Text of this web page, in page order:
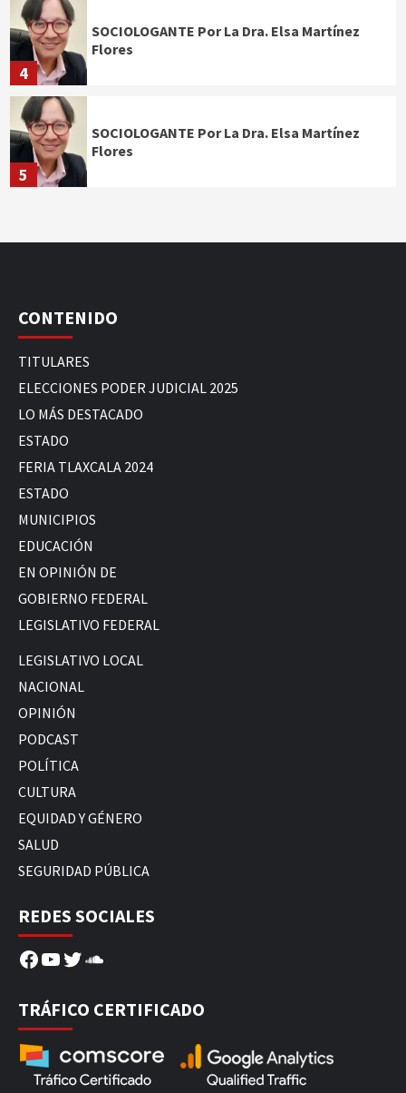
4
SOCIOLOGANTE Por La Dra. Elsa Martínez
Flores
5
SOCIOLOGANTE Por La Dra. Elsa Martínez
Flores
CONTENIDO
TITULARES
ELECCIONES PODER JUDICIAL 2025
LO MÁS DESTACADO
ESTADO
FERIA TLAXCALA 2024
ESTADO
MUNICIPIOS
EDUCACIÓN
EN OPINIÓN DE
GOBIERNO FEDERAL
LEGISLATIVO FEDERAL
LEGISLATIVO LOCAL
NACIONAL
OPINIÓN
PODCAST
POLÍTICA
CULTURA
EQUIDAD Y GÉNERO
SALUD
SEGURIDAD PÚBLICA
REDES SOCIALES
Facebook
YouTube
Twitter
SoundCloud
TRÁFICO CERTIFICADO